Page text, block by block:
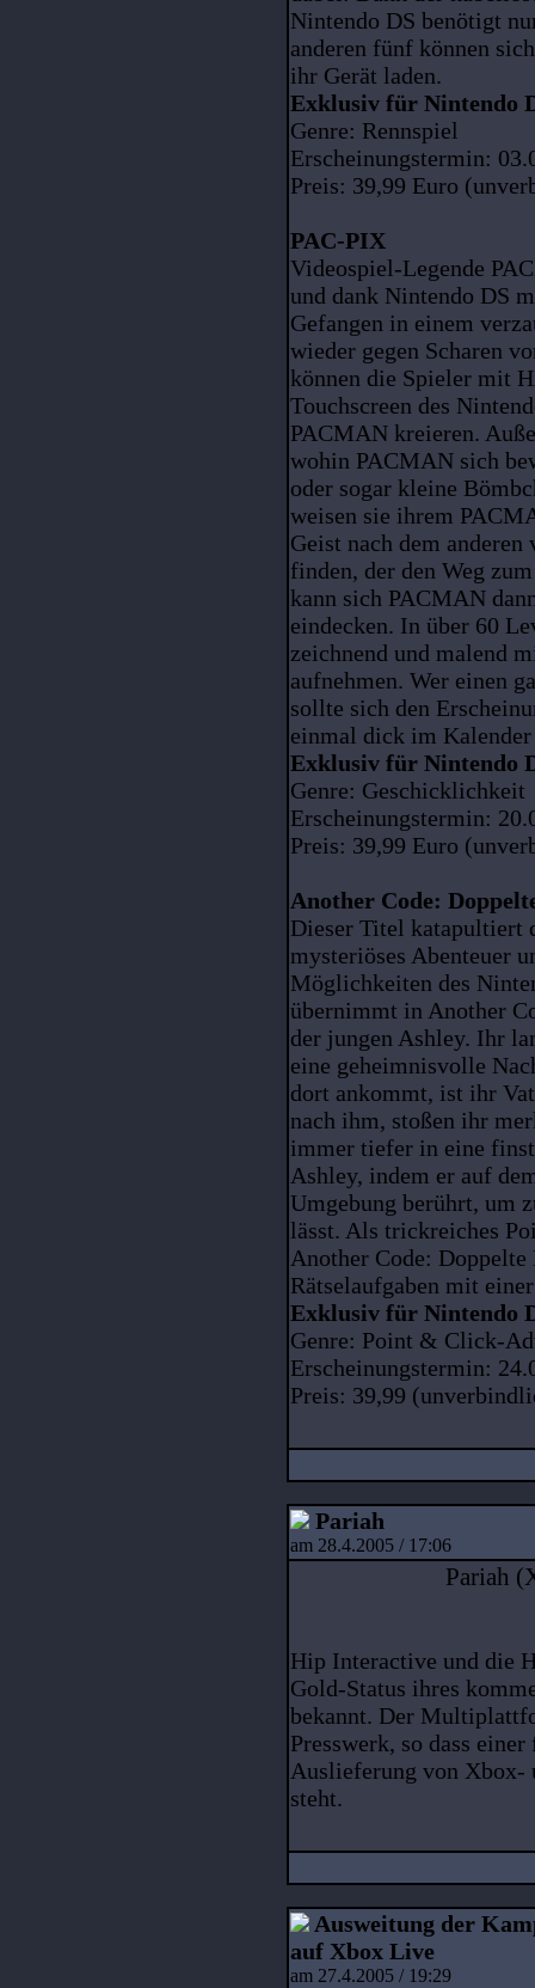
Nintendo DS benötigt
anderen fünf können
ihr Gerät laden.
Exklusiv für Nintendo
Genre: Rennspiel
Erscheinungstermin:
Preis: 39,99 Euro
PAC-PIX
Videospiel-Legende
und dank Nintendo DS
Gefangen in einem
wieder gegen Scharen
können die Spieler mit
Touchscreen des
PACMAN kreieren.
wohin PACMAN sich
oder sogar kleine
weisen sie ihrem
Geist nach dem
finden, der den Weg
kann sich PACMAN
eindecken. In über 60
zeichnend und malend
aufnehmen. Wer einen
sollte sich den
einmal dick im
Exklusiv für Nintendo
Genre: Geschicklichkeit
Erscheinungstermin:
Preis: 39,99 Euro
Another Code:
Dieser Titel katapultiert
mysteriöses Abenteuer
Möglichkeiten des
übernimmt in Another
der jungen Ashley. Ihr
eine geheimnisvolle
dort ankommt, ist ihr
nach ihm, stoßen ihr
immer tiefer in eine
Ashley, indem er auf
Umgebung berührt, um
lässt. Als trickreiches
Another Code:
Rätselaufgaben mit
Exklusiv für Nintendo
Genre: Point & Click-
Erscheinungstermin:
Preis: 39,99
Pariah
am 28.4.2005 / 17:06
Pariah
Hip Interactive und die
Gold-Status ihres
bekannt. Der
Presswerk, so dass
Auslieferung von Xbox-
steht.
Ausweitung der
auf Xbox Live
am 27.4.2005 / 19:29